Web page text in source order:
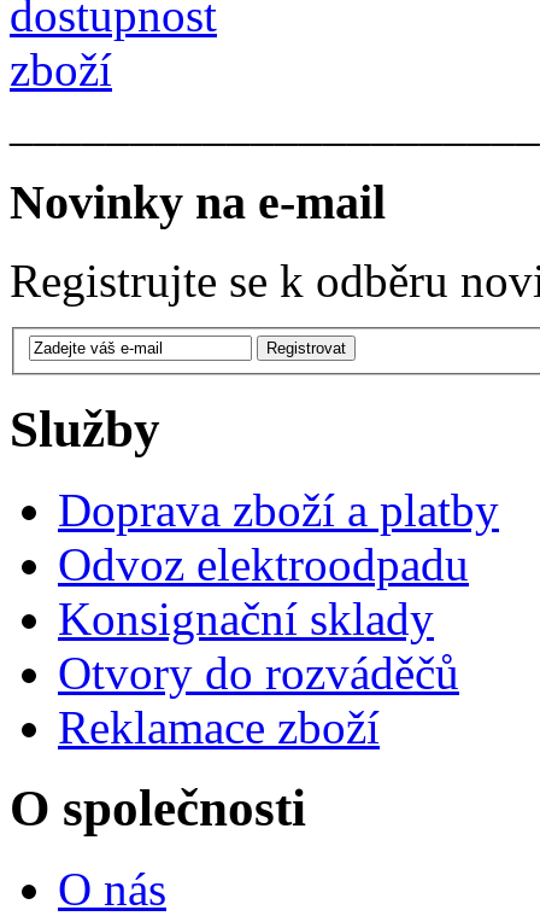
Novinky na e-mail
Registrujte se k odběru
Služby
Doprava zboží a platby
Odvoz elektroodpadu
Konsignační sklady
Otvory do rozváděčů
Reklamace zboží
O společnosti
O nás